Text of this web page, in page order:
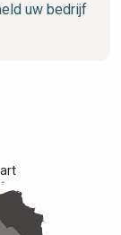
uw bedrijf